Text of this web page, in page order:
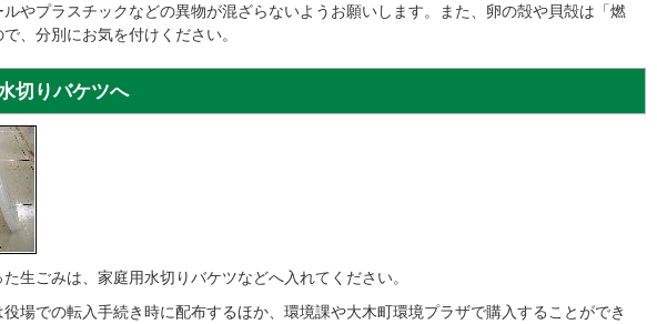
やプラスチックなどの異物が混ざらないようお願いします。また、卵の殻や貝殻は「燃
、分別にお気を付けください。
切りバケツへ
生ごみは、家庭用水切りバケツなどへ入れてください。
役場での転入手続き時に配布するほか、環境課や大木町環境プラザで購入することができ